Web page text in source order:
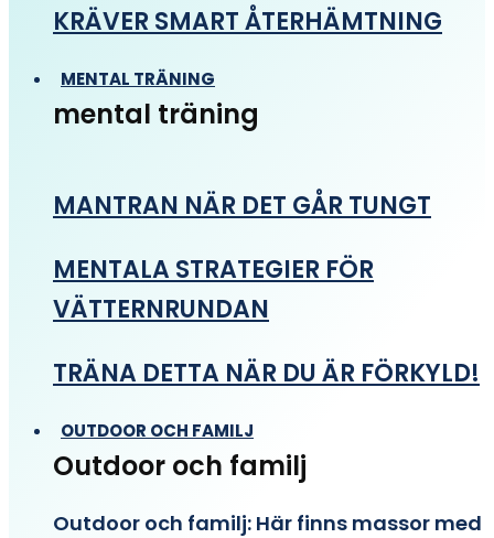
KRÄVER SMART ÅTERHÄMTNING
MENTAL TRÄNING
mental träning
MANTRAN NÄR DET GÅR TUNGT
MENTALA STRATEGIER FÖR
VÄTTERNRUNDAN
TRÄNA DETTA NÄR DU ÄR FÖRKYLD!
OUTDOOR OCH FAMILJ
Outdoor och familj
Outdoor och familj: Här finns massor med